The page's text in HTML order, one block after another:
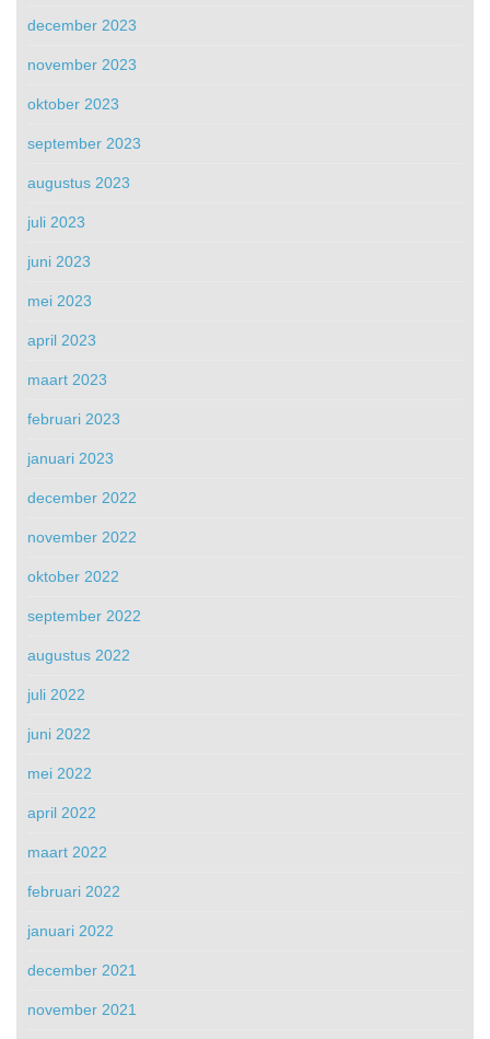
december 2023
november 2023
oktober 2023
september 2023
augustus 2023
juli 2023
juni 2023
mei 2023
april 2023
maart 2023
februari 2023
januari 2023
december 2022
november 2022
oktober 2022
september 2022
augustus 2022
juli 2022
juni 2022
mei 2022
april 2022
maart 2022
februari 2022
januari 2022
december 2021
november 2021